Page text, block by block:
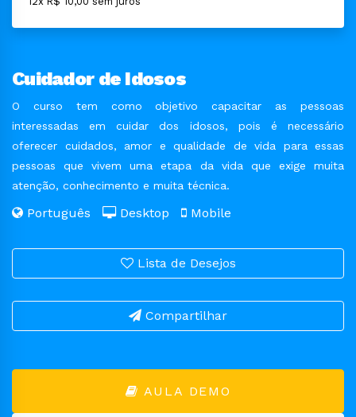
Cuidador de Idosos
O curso tem como objetivo capacitar as pessoas
interessadas em cuidar dos idosos, pois é necessário
oferecer cuidados, amor e qualidade de vida para essas
pessoas que vivem uma etapa da vida que exige muita
atenção, conhecimento e muita técnica.
Português Desktop Mobile
Lista de Desejos
Compartilhar
AULA DEMO